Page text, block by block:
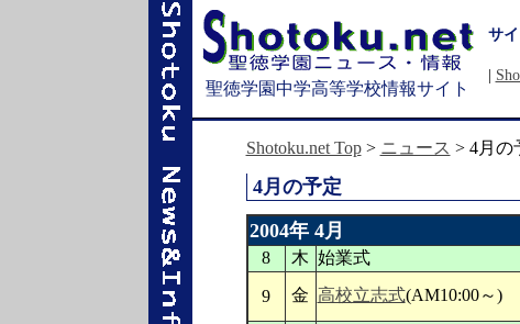
聖徳学園中学高等学校情報サイト
サ
|
Shotoku.net Top> ニュース > 4月の
4月の予定
2004年 4月
8 木 始業式
9 金 高校立志式(AM10:00～)